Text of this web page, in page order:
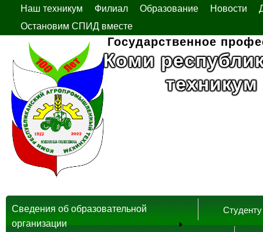
Наш техникум Филиал Образование Новости
Остановим СПИД вместе
Государственное
Коми
Студенту
Сведения об образовательной
организации